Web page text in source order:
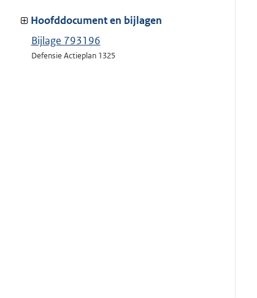
Hoofddocument en bijlagen
Bijlage 793196
Defensie Actieplan 1325